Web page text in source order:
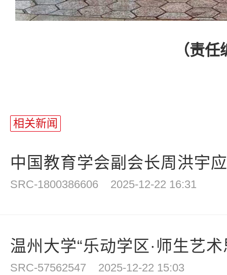
（责任编
相关新闻
中国教育学会副会长周洪宇
SRC-1800386606 2025-12-22 16:31
温州大学“乐动学区·师生艺
SRC-57562547 2025-12-22 15:03